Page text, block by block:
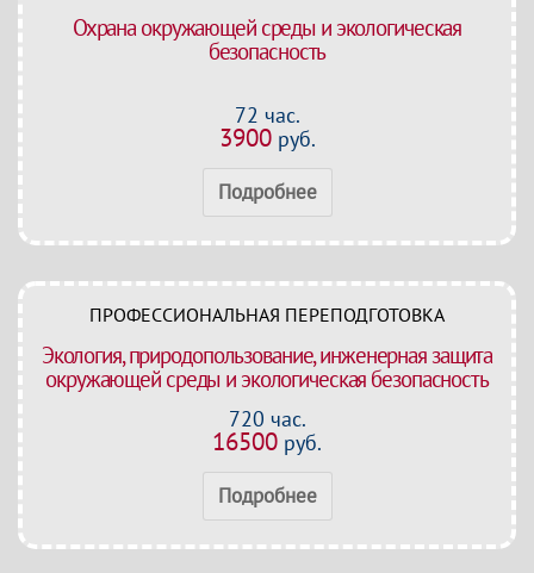
Охрана окружающей среды и экологическая
безопасность
72 час.
3900руб.
Подробнее
ПРОФЕССИОНАЛЬНАЯ ПЕРЕПОДГОТОВКА
Экология, природопользование, инженерная защита
окружающей среды и экологическая безопасность
720 час.
16500 руб.
Подробнее